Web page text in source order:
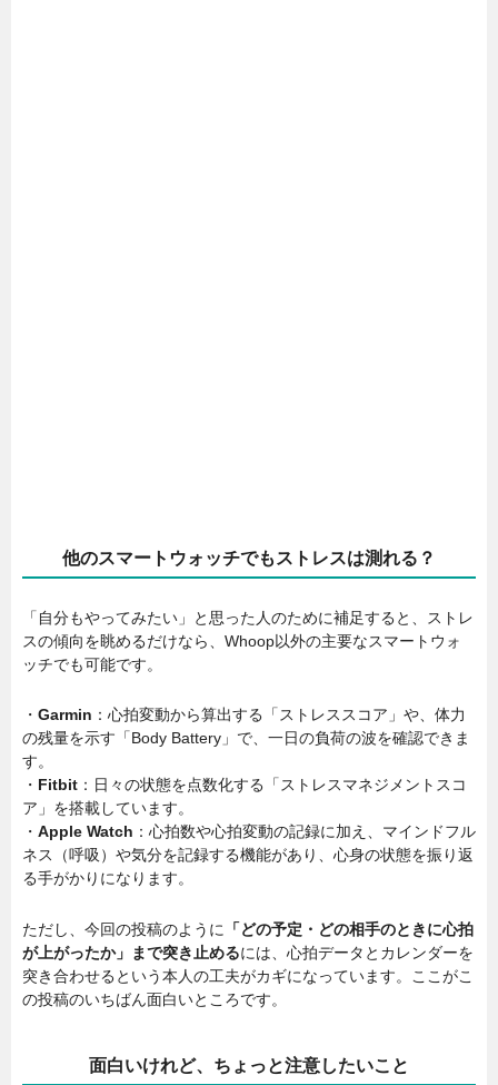
他のスマートウォッチでもストレスは測れる？
「自分もやってみたい」と思った人のために補足すると、ストレ
スの傾向を眺めるだけなら、Whoop以外の主要なスマートウォ
ッチでも可能です。
・ Garmin ：心拍変動から算出する「ストレススコア」や、体力
の残量を示す「Body Battery」で、一日の負荷の波を確認できま
す。
・ Fitbit ：日々の状態を点数化する「ストレスマネジメントスコ
ア」を搭載しています。
・ Apple Watch ：心拍数や心拍変動の記録に加え、マインドフル
ネス（呼吸）や気分を記録する機能があり、心身の状態を振り返
る手がかりになります。
ただし、今回の投稿のように
「どの予定・どの相手のときに心拍
が上がったか」まで突き止めるには、心拍データとカレンダーを
突き合わせるという本人の工夫がカギになっています。ここがこ
の投稿のいちばん面白いところです。
面白いけれど、ちょっと注意したいこと